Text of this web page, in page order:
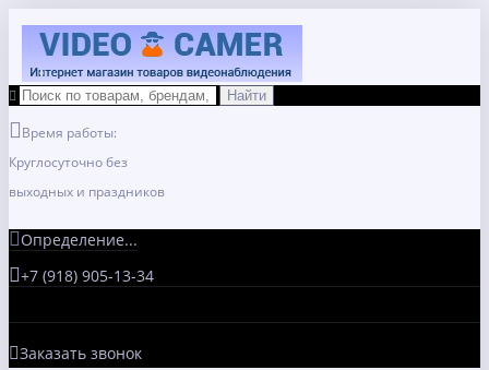
Время работы:
Круглосуточно без
выходных и праздников
Определение...
+7 (918) 905-13-34
Заказать звонок